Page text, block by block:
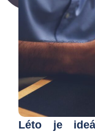
Léto je